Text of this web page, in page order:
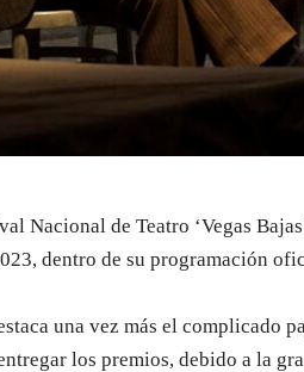
Nacional de Teatro ‘Vegas
dentro de su programación
una vez más el complicado
los premios, debido a la